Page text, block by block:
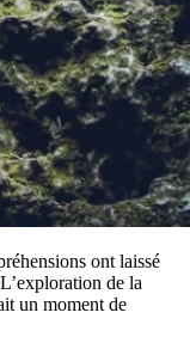
ont laissé
de la
un moment de